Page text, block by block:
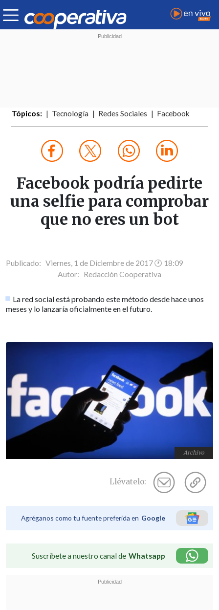
Tópicos: Tecnología Redes Sociales Facebook
Facebook podría pedirte
una selfie para comprobar
que no eres un bot
Publicado: Viernes, 1 de Diciembre de 2017 🕐 18:09
Autor: Redacción Cooperativa
La red social está probando este método desde hace unos
meses y lo lanzaría oficialmente en el futuro.
Archivo
Llévatelo:
Agréganos como tu fuente preferida en Google
Suscríbete a nuestro canal de Whatsapp